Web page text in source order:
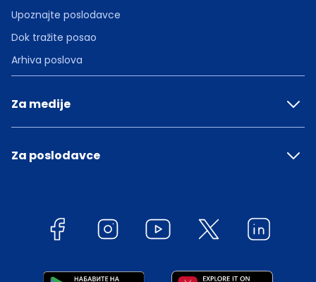
Upoznajte poslodavce
Dok tražite posao
Arhiva poslova
Za medije
Za poslodavce